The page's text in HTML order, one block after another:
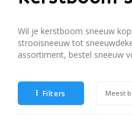
Wil je kerstboom sneeuw
strooisneeuw tot
assortiment, bestel sneeuw
Filters Meest